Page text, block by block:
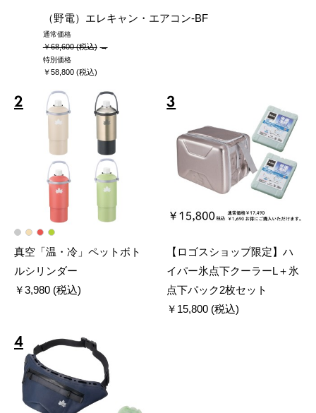
（野電）エレキャン・エアコン-BF
通常価格
￥68,600 (税込)
特別価格
￥58,800 (税込)
2
真空「温・冷」ペットボト
ルシリンダー
￥3,980 (税込)
3
【ロゴスショップ限定】ハ
イパー氷点下クーラーL＋氷
点下パック2枚セット
￥15,800 (税込)
4